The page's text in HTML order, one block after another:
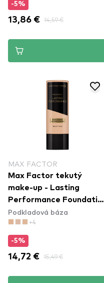
-5%
13,86 € 14,59 €
MAX FACTOR
Max Factor tekutý
make-up - Lasting
Performance Foundation
- 105 Soft Beige
Podkladová báza
+4
-5%
14,72 € 15,49 €